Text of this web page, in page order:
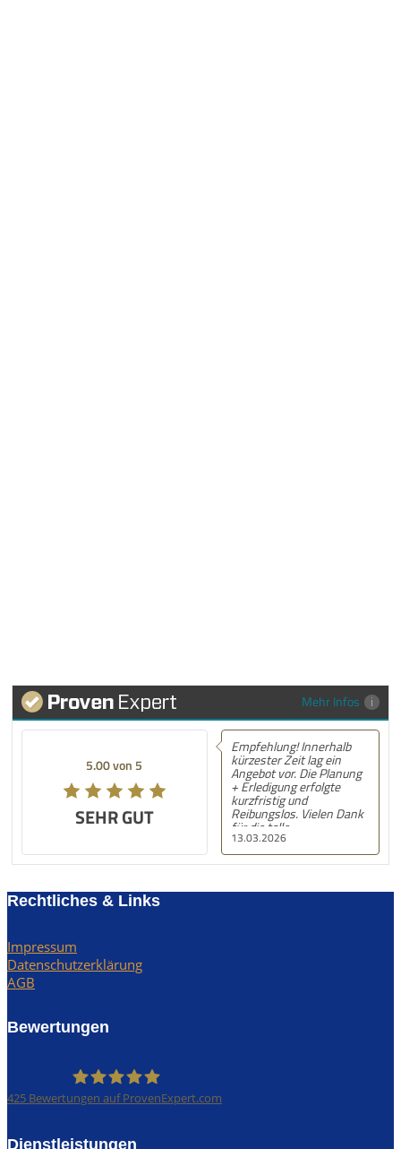
Mehr Infos
5.00 von 5
SEHR GUT
13.03.2026
Empfehlung! Innerhalb
kürzester Zeit lag ein
Angebot vor. Die Planung
+ Erledigung erfolgte
kurzfristig und
Reibungslos. Vielen Dank
für die tolle
Unterstützung! Nächstes
Mal gerne wieder! :) LG,
S.N.
Rechtliches & Links
Impressum
Datenschutzerklärung
AGB
Bewertungen
425 Bewertungen auf ProvenExpert.com
Dienstleistungen